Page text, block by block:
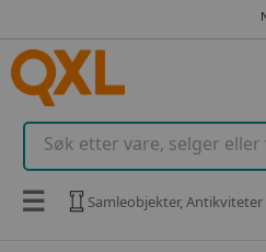
☰ Samleobjekter,